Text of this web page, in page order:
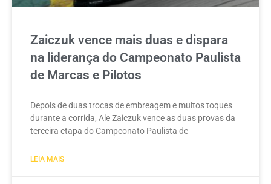
Zaiczuk vence mais duas e dispara
na liderança do Campeonato Paulista
de Marcas e Pilotos
Depois de duas trocas de embreagem e muitos toques
durante a corrida, Ale Zaiczuk vence as duas provas da
terceira etapa do Campeonato Paulista de
LEIA MAIS